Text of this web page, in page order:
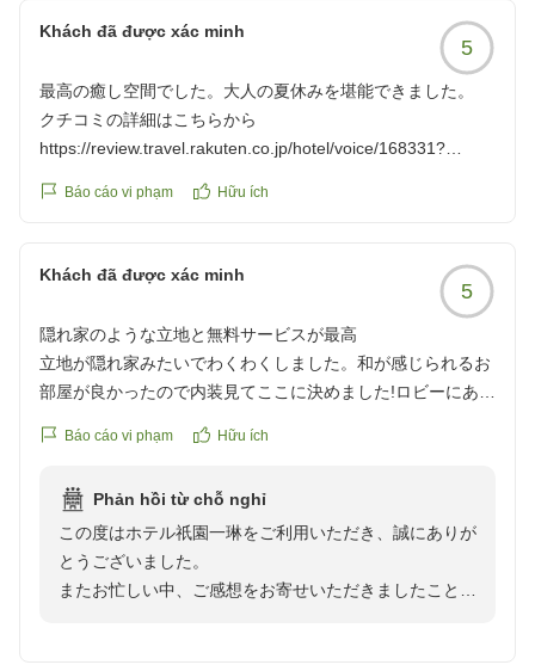
Khách đã được xác minh
5
最高の癒し空間でした。大人の夏休みを堪能できました。
クチコミの詳細はこちらから
https://review.travel.rakuten.co.jp/hotel/voice/168331?
Báo cáo vi phạm Hữu ích
Khách đã được xác minh
5
隠れ家のような立地と無料サービスが最高
立地が隠れ家みたいでわくわくしました。和が感じられるお
部屋が良かったので内装見てここに決めました!ロビーにある
すぎました。清水寺は徒歩で行ける距離だし大変満足しまし
クチコミの詳細はこちらから
https://review.travel.rakuten.co.jp/hotel/voice/168331?
reviewId=33123478053751
Báo cáo vi phạm Hữu ích
Phản hồi từ chỗ nghỉ
この度はホテル祇園一琳をご利用いただき、誠にありが
とうございました。
またお忙しい中、ご感想をお寄せいただきましたこと、